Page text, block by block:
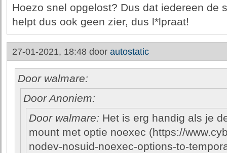
Hoezo snel opgelost? Dus dat iedereen de
helpt dus ook geen zier, dus l*lpraat!
27-01-2021, 18:48 door autostatic
Door walmare:
Door Anoniem:
Door walmare: Het is erg handig als je
mount met optie noexec (https://
nodev-nosuid-noexec-options-to-